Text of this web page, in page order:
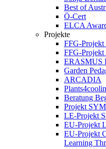
Best of
Ö-Cert
ELCA
Projekte
FFG-Projekt
FFG-
ERASMUS
Garden
ARCADIA
Beratung
Projekt
LE-Projekt
EU-Projekt
EU-Projekt
Learning